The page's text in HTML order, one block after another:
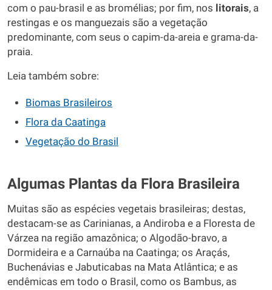
com o pau-brasil e as bromélias; por fim, nos litorais, a
restingas e os manguezais são a vegetação
predominante, com seus o capim-da-areia e grama-da-
praia.
Leia também sobre:
Biomas Brasileiros
Flora da Caatinga
Vegetação do Brasil
Algumas Plantas da Flora Brasileira
Muitas são as espécies vegetais brasileiras; destas,
destacam-se as Carinianas, a Andiroba e a Floresta de
Várzea na região amazônica; o Algodão-bravo, a
Dormideira e a Carnaúba na Caatinga; os Araçás,
Buchenávias e Jabuticabas na Mata Atlântica; e as
endêmicas em todo o Brasil, como os Bambus, as